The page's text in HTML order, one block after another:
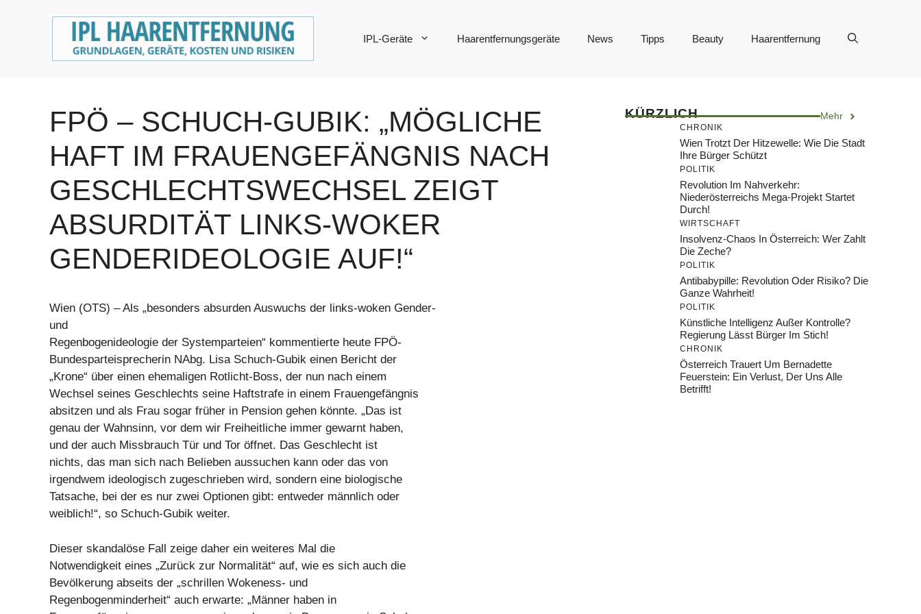
IPL-Geräte Haarentfernungsgeräte News Tipps Beauty Haarentfernung
FPÖ – SCHUCH-GUBIK: „MÖGLICHE
HAFT IM FRAUENGEFÄNGNIS NACH
GESCHLECHTSWECHSEL ZEIGT
ABSURDITÄT LINKS-WOKER
GENDERIDEOLOGIE AUF!“
Wien (OTS) – Als „besonders absurden Auswuchs der links-woken Gender-
und
Regenbogenideologie der Systemparteien“ kommentierte heute FPÖ-
Bundesparteisprecherin NAbg. Lisa Schuch-Gubik einen Bericht der
„Krone“ über einen ehemaligen Rotlicht-Boss, der nun nach einem
Wechsel seines Geschlechts seine Haftstrafe in einem Frauengefängnis
absitzen und als Frau sogar früher in Pension gehen könnte. „Das ist
genau der Wahnsinn, vor dem wir Freiheitliche immer gewarnt haben,
und der auch Missbrauch Tür und Tor öffnet. Das Geschlecht ist
nichts, das man sich nach Belieben aussuchen kann oder das von
irgendwem ideologisch zugeschrieben wird, sondern eine biologische
Tatsache, bei der es nur zwei Optionen gibt: entweder männlich oder
weiblich!“, so Schuch-Gubik weiter.
Dieser skandalöse Fall zeige daher ein weiteres Mal die
Notwendigkeit eines „Zurück zur Normalität“ auf, wie es sich auch die
Bevölkerung abseits der „schrillen Wokeness- und
Regenbogenminderheit“ auch erwarte: „Männer haben in
KÜRZLICH Mehr
CHRONIK
Wien Trotzt Der Hitzewelle: Wie Die Stadt
Ihre Bürger Schützt
POLITIK
Revolution Im Nahverkehr:
Niederösterreichs Mega-Projekt Startet
Durch!
WIRTSCHAFT
Insolvenz-Chaos In Österreich: Wer Zahlt
Die Zeche?
POLITIK
Antibabypille: Revolution Oder Risiko? Die
Ganze Wahrheit!
POLITIK
Künstliche Intelligenz Außer Kontrolle?
Regierung Lässt Bürger Im Stich!
CHRONIK
Österreich Trauert Um Bernadette
Feuerstein: Ein Verlust, Der Uns Alle
Betrifft!